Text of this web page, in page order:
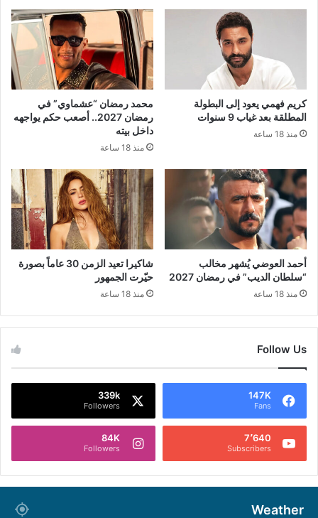
كريم فهمي يعود إلى البطولة
المطلقة بعد غياب 9 سنوات
منذ 18 ساعة
محمد رمضان “عشماوي” في
رمضان 2027.. أصعب حكم يواجهه
داخل بيته
منذ 18 ساعة
أحمد العوضي يُشهر مخالب
“سلطان الديب” في رمضان 2027
منذ 18 ساعة
شاكيرا تعيد الزمن 30 عاماً بصورة
حيّرت الجمهور
منذ 18 ساعة
Follow Us
147K
Fans
339k
Followers
7٬640
Subscribers
84K
Followers
Weather